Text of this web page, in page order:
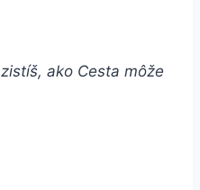
ako Cesta môže